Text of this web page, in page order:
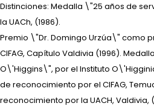
Distinciones: Medalla \"25 años de
la UACh, (1986).
Premio \"Dr. Domingo Urzúa\" como
CIFAG, Capítulo Valdivia (1996).
O\'Higgins\", por el Instituto
de reconocimiento por el CIFAG,
reconocimiento por la UACH, Valdivia,